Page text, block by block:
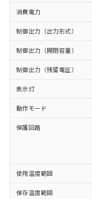
消費電力
制御出力（出力形式）
制御出力（開閉容量）
制御出力（残留電圧）
表示灯
動作モード
保護回路
使用温度範囲
保存温度範囲
ご利用
以下の条件をお
対応済み：
非含有に対応し
対応予定：EU
有に対応した
商品です。
対応予定なし
非含有に非対応